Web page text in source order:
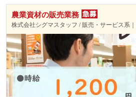
農業資材の販売業務
株式会社シグマスタッフ / 販売・サービス系